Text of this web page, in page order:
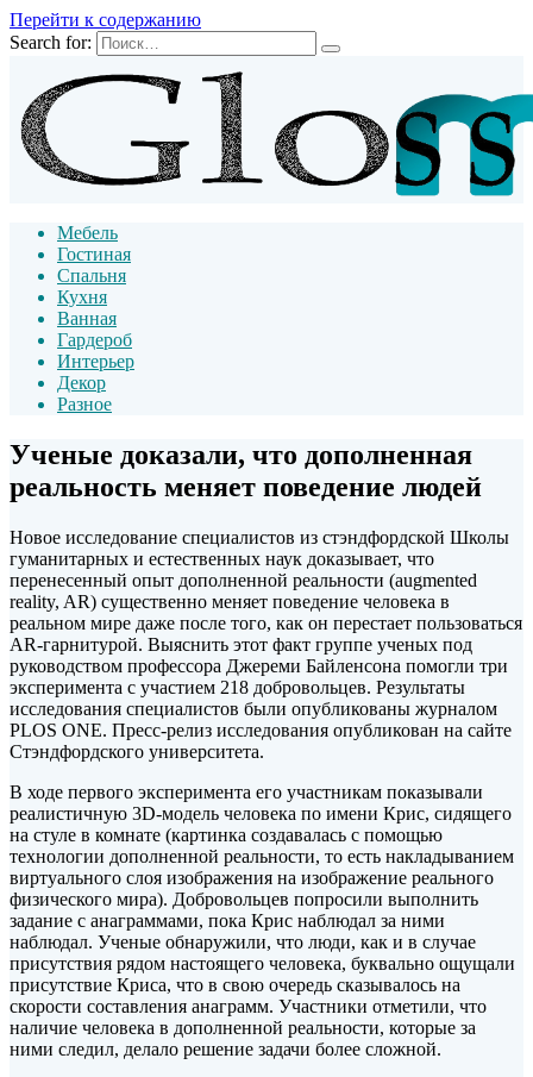
Перейти к содержанию
Search for:
Мебель
Гостиная
Спальня
Кухня
Ванная
Гардероб
Интерьер
Декор
Разное
Ученые доказали, что дополненная
реальность меняет поведение людей
Новое исследование специалистов из стэндфордской Школы
гуманитарных и естественных наук доказывает, что
перенесенный опыт дополненной реальности (augmented
reality, AR) существенно меняет поведение человека в
реальном мире даже после того, как он перестает пользоваться
AR-гарнитурой. Выяснить этот факт группе ученых под
руководством профессора Джереми Байленсона помогли три
эксперимента с участием 218 добровольцев. Результаты
исследования специалистов были опубликованы журналом
PLOS ONE. Пресс-релиз исследования опубликован на сайте
Стэндфордского университета.
В ходе первого эксперимента его участникам показывали
реалистичную 3D-модель человека по имени Крис, сидящего
на стуле в комнате (картинка создавалась с помощью
технологии дополненной реальности, то есть накладыванием
виртуального слоя изображения на изображение реального
физического мира). Добровольцев попросили выполнить
задание с анаграммами, пока Крис наблюдал за ними
наблюдал. Ученые обнаружили, что люди, как и в случае
присутствия рядом настоящего человека, буквально ощущали
присутствие Криса, что в свою очередь сказывалось на
скорости составления анаграмм. Участники отметили, что
наличие человека в дополненной реальности, которые за
ними следил, делало решение задачи более сложной.